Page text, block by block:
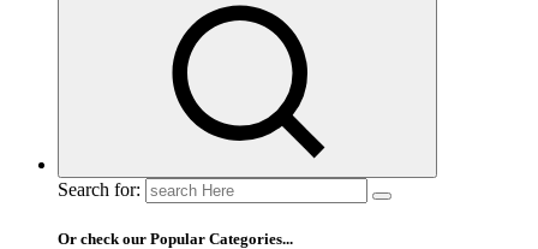
Search for:
Or check our Popular Categories...